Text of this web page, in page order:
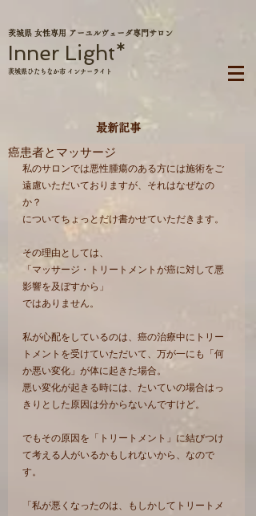
茨城県 女性専用 アーユルヴェーダ専門サロン
Inner Light*
茨城県ひたちなか市 インナーライト
最新記事
癌患者とマッサージ
私のサロンでは悪性腫瘍のある方には施術をご
遠慮いただいておりますが、それはなぜなの
か？
についてちょっとだけ書かせていただきます。
その理由としては、
「マッサージ・トリートメントが癌に対して悪
影響を及ぼすから」
ではありません。
私が心配をしているのは、癌の治療中にトリー
トメントを受けていただいて、万が一にも「何
か悪い変化」が体に起きた場合。
悪い変化が起きる時には、たいていの場合はっ
きりとした原因は分からないんですけど。
でもその原因を「トリートメント」に結びつけ
て考える人がいるかもしれないから、なので
す。
「私が悪くなったのは、もしかしてトリートメ